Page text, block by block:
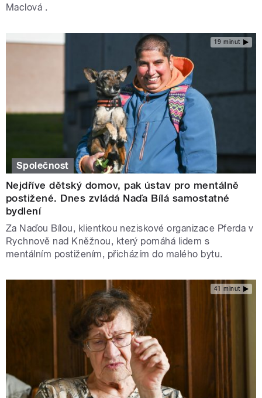
Maclová .
19 minut
Společnost
Nejdříve dětský domov, pak ústav pro mentálně
postižené. Dnes zvládá Naďa Bílá samostatné
bydlení
Za Naďou Bílou, klientkou neziskové organizace Pferda v
Rychnově nad Kněžnou, který pomáhá lidem s
mentálním postižením, přicházím do malého bytu.
41 minut